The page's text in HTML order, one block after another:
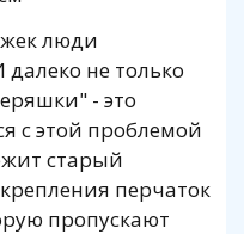
люди
не только
- это
с этой проблемой
старый
перчаток
пропускают